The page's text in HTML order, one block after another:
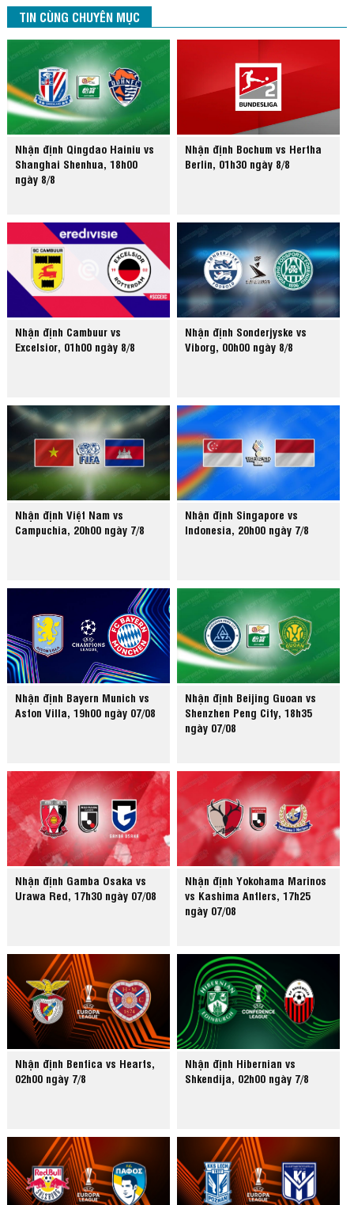
TIN CÙNG CHUYÊN MỤC
Nhận định Qingdao Hainiu vs
Shanghai Shenhua, 18h00
ngày 8/8
Nhận định Bochum vs Hertha
Berlin, 01h30 ngày 8/8
Nhận định Cambuur vs
Excelsior, 01h00 ngày 8/8
Nhận định Sonderjyske vs
Viborg, 00h00 ngày 8/8
Nhận định Việt Nam vs
Campuchia, 20h00 ngày 7/8
Nhận định Singapore vs
Indonesia, 20h00 ngày 7/8
Nhận định Bayern Munich vs
Aston Villa, 19h00 ngày 07/08
Nhận định Beijing Guoan vs
Shenzhen Peng City, 18h35
ngày 07/08
Nhận định Gamba Osaka vs
Urawa Red, 17h30 ngày 07/08
Nhận định Yokohama Marinos
vs Kashima Antlers, 17h25
ngày 07/08
Nhận định Benfica vs Hearts,
02h00 ngày 7/8
Nhận định Hibernian vs
Shkendija, 02h00 ngày 7/8